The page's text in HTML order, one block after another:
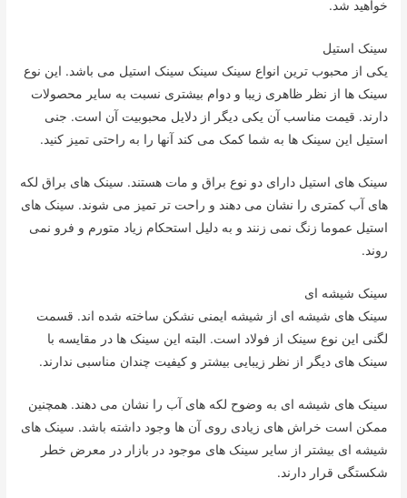
خواهید شد.
سینک استیل
یکی از محبوب ترین انواع سینک سینک سینک استیل می باشد. این نوع
سینک ها از نظر ظاهری زیبا و دوام بیشتری نسبت به سایر محصولات
دارند. قیمت مناسب آن یکی دیگر از دلایل محبوبیت آن است. جنی
استیل این سینک ها به شما کمک می کند آنها را به راحتی تمیز کنید.
سینک های استیل دارای دو نوع براق و مات هستند. سینک های براق لکه
های آب کمتری را نشان می دهند و راحت تر تمیز می شوند. سینک های
استیل عموما زنگ نمی زنند و به دلیل استحکام زیاد متورم و فرو نمی
روند.
سینک شیشه ای
سینک های شیشه ای از شیشه ایمنی نشکن ساخته شده اند. قسمت
لگنی این نوع سینک از فولاد است. البته این سینک ها در مقایسه با
سینک های دیگر از نظر زیبایی بیشتر و کیفیت چندان مناسبی ندارند.
سینک های شیشه ای به وضوح لکه های آب را نشان می دهند. همچنین
ممکن است خراش های زیادی روی آن ها وجود داشته باشد. سینک های
شیشه ای بیشتر از سایر سینک های موجود در بازار در معرض خطر
شکستگی قرار دارند.